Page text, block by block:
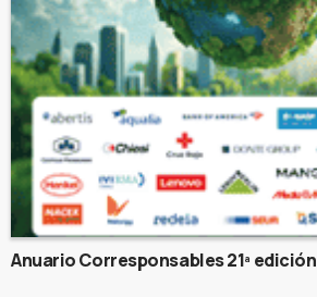
Anuario Corresponsables 21ª